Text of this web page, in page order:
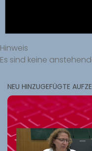
Hinweis
Es sind keine
NEU HINZUGEFÜGTE